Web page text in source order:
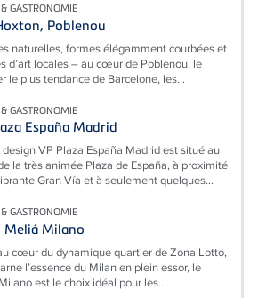
GASTRONOMIE
Poblenou
naturelles, formes élégamment courbées et
d’art locales – au cœur de Poblenou, le
le plus tendance de Barcelone, les...
GASTRONOMIE
España Madrid
design VP Plaza España Madrid est situé au
la très animée Plaza de España, à proximité
Gran Vía et à seulement quelques...
GASTRONOMIE
Meliá Milano
cœur du dynamique quartier de Zona Lotto,
l’essence du Milan en plein essor, le
est le choix idéal pour les...